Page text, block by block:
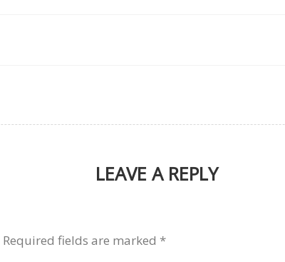
LEAVE A REPLY
Required fields are marked *